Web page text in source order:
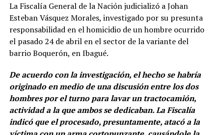
La Fiscalía General de la Nación judicializó a Johan
Esteban Vásquez Morales, investigado por su presunta
responsabilidad en el homicidio de un hombre ocurrido
el pasado 24 de abril en el sector de la variante del
barrio Boquerón, en Ibagué.
De acuerdo con la investigación, el hecho se habría
originado en medio de una discusión entre los dos
hombres por el turno para lavar un tractocamión,
actividad a la que ambos se dedicaban. La Fiscalía
indicó que el procesado, presuntamente, atacó a la